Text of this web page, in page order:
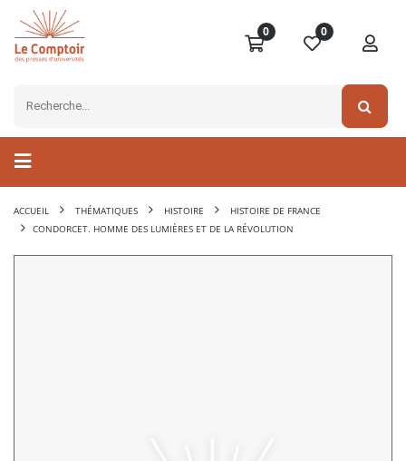
0 0
ACCUEIL THÉMATIQUES HISTOIRE
HISTOIRE DE FRANCE
CONDORCET. HOMME DES LUMIÈRES ET DE LA RÉVOLUTION